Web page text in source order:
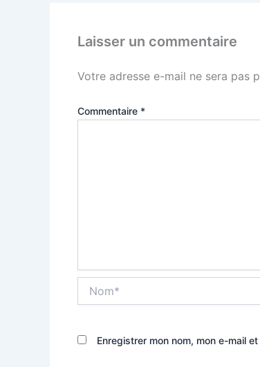
Laisser un commentaire
Votre adresse e-mail ne sera pas
Commentaire *
Enregistrer mon nom, mon e-mail